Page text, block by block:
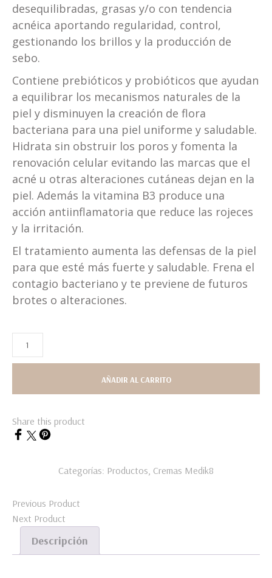
desequilibradas, grasas y/o con tendencia
acnéica aportando regularidad, control,
gestionando los brillos y la producción de
sebo.
Contiene prebióticos y probióticos que ayudan
a equilibrar los mecanismos naturales de la
piel y disminuyen la creación de flora
bacteriana para una piel uniforme y saludable.
Hidrata sin obstruir los poros y fomenta la
renovación celular evitando las marcas que el
acné u otras alteraciones cutáneas dejan en la
piel. Además la vitamina B3 produce una
acción antiinflamatoria que reduce las rojeces
y la irritación.
El tratamiento aumenta las defensas de la piel
para que esté más fuerte y saludable. Frena el
contagio bacteriano y te previene de futuros
brotes o alteraciones.
AÑADIR AL CARRITO
Share this product
Categorías: Productos Cremas Medik8
Previous Product
Next Product
Descripción